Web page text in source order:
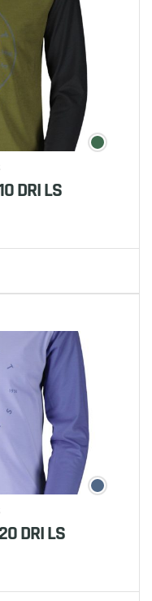
DRI LS
DRI LS